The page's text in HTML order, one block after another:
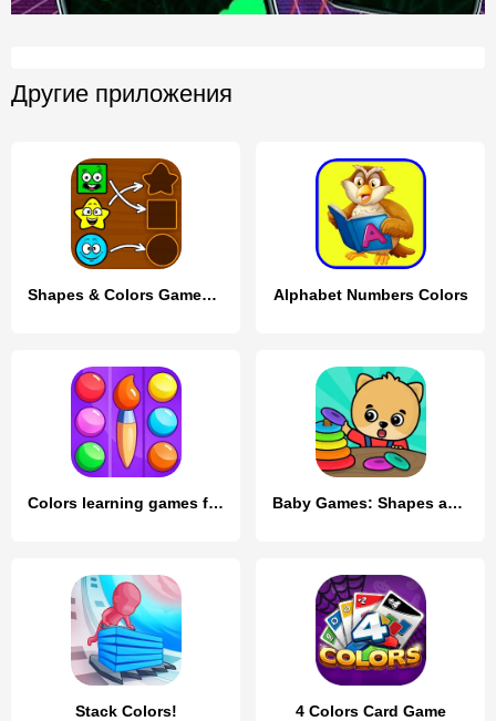
Другие приложения
Shapes & Colors Games for Kids Alphabet Numbers Colors
Colors learning games for kids Baby Games: Shapes and Colors
Stack Colors! 4 Colors Card Game